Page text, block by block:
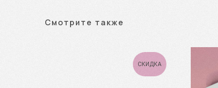
Смотрите также
СКИДКА